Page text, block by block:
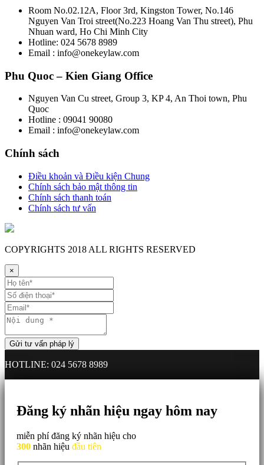
Room No.02.12A, Floor 3rd, Kingston Tower, No.146
Nguyen Van Troi street(No.223 Hoang Van Thu street), Phu
Nhuan ward, Ho Chi Minh City
Hotline: 024 5678 8989
Email : info@onekeylaw.com
Phu Quoc – Kien Giang Office
Nguyen Van Cu street, Group 3, KP 4, An Thoi town, Phu
Quoc
Hotline : 09041 90080
Email : info@onekeylaw.com
Chính sách
Điều khoản và Điều kiện Chung
Chính sách bảo mật thông tin
Chính sách thanh toán
Chính sách tư vấn
COPYRIGHTS 2018 ALL RIGHTS RESERVED
×
HOTLINE: 024 5678 8989
Đăng ký nhãn hiệu ngay hôm nay
miễn phí đăng ký nhãn hiệu cho
300 nhãn hiệu đầu tiên